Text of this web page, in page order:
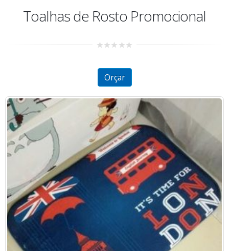
Toalhas de Rosto Promocional
of
Orçar